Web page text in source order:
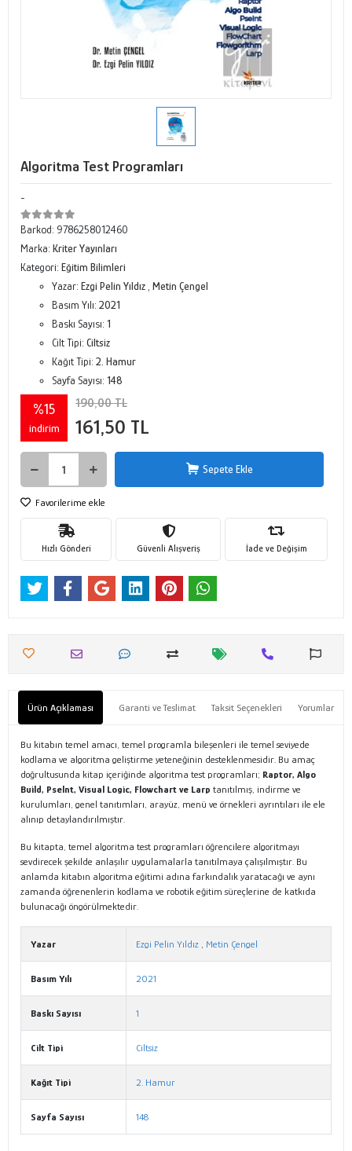
Algoritma Test Programları
-
Barkod: 9786258012460
Marka: Kriter Yayınları
Kategori: Eğitim Bilimleri
Yazar: Ezgi Pelin Yıldız Metin Çengel
Basım Yılı: 2021
Baskı Sayısı: 1
Cilt Tipi: Ciltsiz
Kağıt Tipi: 2. Hamur
Sayfa Sayısı: 148
%15
indirim
190,00 TL
161,50 TL
Sepete Ekle
Favorilerime ekle
Hızlı Gönderi Güvenli Alışveriş İade ve Değişim
Ürün Açıklaması Garanti ve Teslimat Taksit Seçenekleri Yorumlar
Bu kitabın temel amacı, temel programla bileşenleri ile temel seviyede
kodlama ve algoritma geliştirme yeteneğinin desteklenmesidir. Bu amaç
doğrultusunda kitap içeriğinde algoritma test programları; Raptor, Algo
Build, Pselnt, Visual Logic, Flowchart ve Larp tanıtılmış, indirme ve
kurulumları, genel tanıtımları, arayüz, menü ve örnekleri ayrıntıları ile ele
alınıp detaylandırılmıştır.
Bu kitapta, temel algoritma test programları öğrencilere algoritmayı
sevdirecek şekilde anlaşılır uygulamalarla tanıtılmaya çalışılmıştır. Bu
anlamda kitabın algoritma eğitimi adına farkındalık yaratacağı ve aynı
zamanda öğrenenlerin kodlama ve robotik eğitim süreçlerine de katkıda
bulunacağı öngörülmektedir.
Yazar Ezgi Pelin Yıldız , Metin Çengel
Basım Yılı 2021
Baskı Sayısı 1
Cilt Tipi Ciltsiz
Kağıt Tipi 2. Hamur
Sayfa Sayısı 148